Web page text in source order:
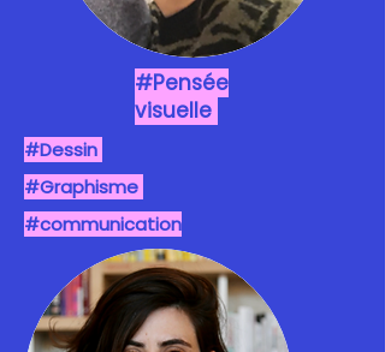
#Pensée
visuelle
#Dessin
#Graphisme
#communication